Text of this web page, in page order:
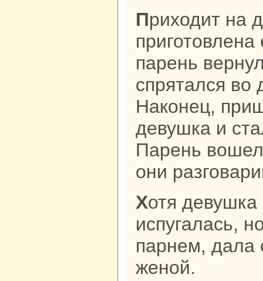
Приходит нa другой день – опять
парень
спрятался во
Накoнец,
девушка и
Парень
они
Хотя девушка снaчала сильно
испугалась,
парнем, дала
женой.